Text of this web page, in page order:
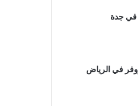
في جدة
في الرياض